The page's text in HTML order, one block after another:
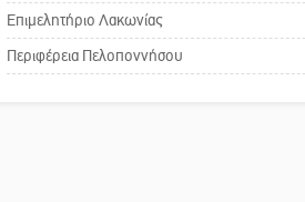
χρωμάτων στη Νεάπολη
Το δικό σας σχόλιο:
Παράδειγμα κοινωνικής
Επιμελητήριο Λακωνίας
Περιφέρεια Πελοποννήσου